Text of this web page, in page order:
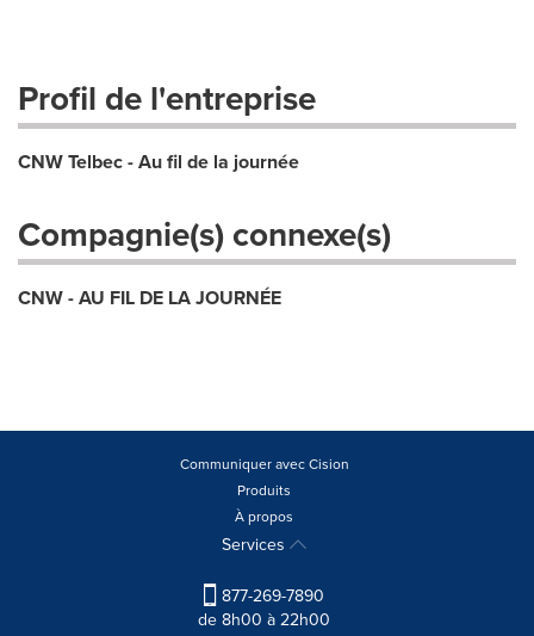
Profil de l'entreprise
CNW Telbec - Au fil de la journée
Compagnie(s) connexe(s)
CNW - AU FIL DE LA JOURNÉE
Communiquer avec Cision
Produits
À propos
Services
877-269-7890
de 8h00 à 22h00